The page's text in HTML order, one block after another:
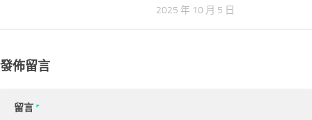
2025 年 10 月 5 日
發佈留言
留言*